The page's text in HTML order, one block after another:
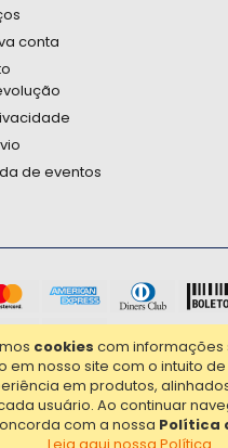
cookies com informações
em nosso site com o intuito
em produtos,
usuário. Ao continuar
com a nossa Política
conta
de eventos